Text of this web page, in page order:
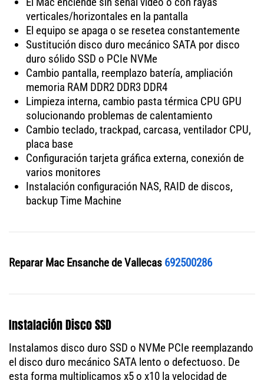
verticales/horizontales en la pantalla
El equipo se apaga o se resetea constantemente
Sustitución disco duro mecánico SATA por disco
duro sólido SSD o PCIe NVMe
Cambio pantalla, reemplazo batería, ampliación
memoria RAM DDR2 DDR3 DDR4
Limpieza interna, cambio pasta térmica CPU GPU
solucionando problemas de calentamiento
Cambio teclado, trackpad, carcasa, ventilador CPU,
placa base
Configuración tarjeta gráfica externa, conexión de
varios monitores
Instalación configuración NAS, RAID de discos,
backup Time Machine
Reparar Mac Ensanche de Vallecas 692500286
Instalación Disco SSD
Instalamos disco duro SSD o NVMe PCIe reemplazando
el disco duro mecánico SATA lento o defectuoso. De
esta forma multiplicamos x5 o x10 la velocidad de